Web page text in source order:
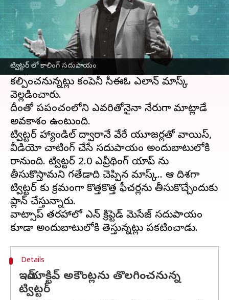
ట్విట్టర్ లో కాలింగ్ సదుపాయం
ఈ వార్తాకథనం ఏంటి
ప్రముఖ సోషల్ మీడియా ప్లాట్ ఫాంట్విట్టర్
సరికొత్త ఫీచర్లు అందుబాటులోకి రానున్నాయి. త్వరలో
ట్విట్టర్ లో ఫోన్ కాల్ చేసుకొనే సదుపాయాన్ని
కల్పించనున్నట్లు కంపెనీ సీఈఓ ఎలాన్ మాస్క్
వెల్లడించారు.
దీంతో ప్రపంచంలోని ఎవరితోనైనా నేరుగా మాట్లాడే
అవకాశం ఉంటుంది.
ట్విట్టర్ హ్యాండిల్ ద్వారానే వేరే యూజర్లతో వాయిస్,
వీడియో చాటింగ్ చేసే సదుపాయం అందుబాటులోకి
రానుంది. ట్విట్టర్ 2.0 ఎవ్రీథింగ్ యాప్ ను
తీసుకొస్తామని గతేడాది చెప్పిన మాస్క్.. ఆ దిశగా
ట్విట్టర్ కు క్రమంగా కొత్తకొత్త ఫీచర్లను తీసుకొచ్చేందుకు
ప్లాన్ చేస్తున్నారు.
వాట్సాప్ తరహాలో ఎన్ క్రిప్టెడ్ మెసేజ్ సదుపాయం
Details
ఇన్‍యాక్టివ్ అకౌంట్లను తొలగించనున్న
ట్విట్టర్